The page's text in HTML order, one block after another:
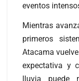
eventos
Mientras
primeros
Atacama
expectativa y
lluvia puede